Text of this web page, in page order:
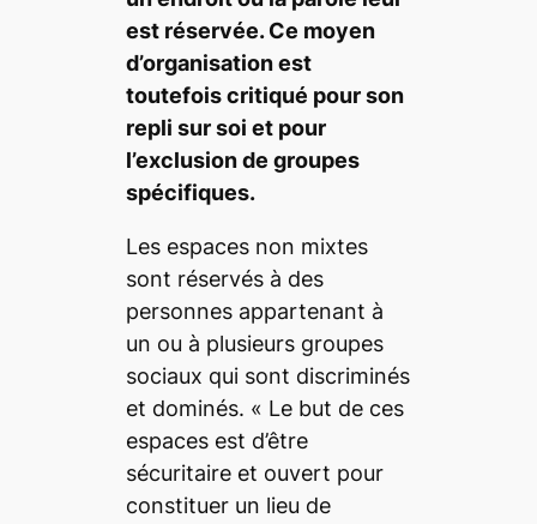
est réservée. Ce moyen
d’organisation est
toutefois critiqué pour son
repli sur soi et pour
l’exclusion de groupes
spécifiques.
Les espaces non mixtes
sont réservés à des
personnes appartenant à
un ou à plusieurs groupes
sociaux qui sont discriminés
et dominés. « Le but de ces
espaces est d’être
sécuritaire et ouvert pour
constituer un lieu de